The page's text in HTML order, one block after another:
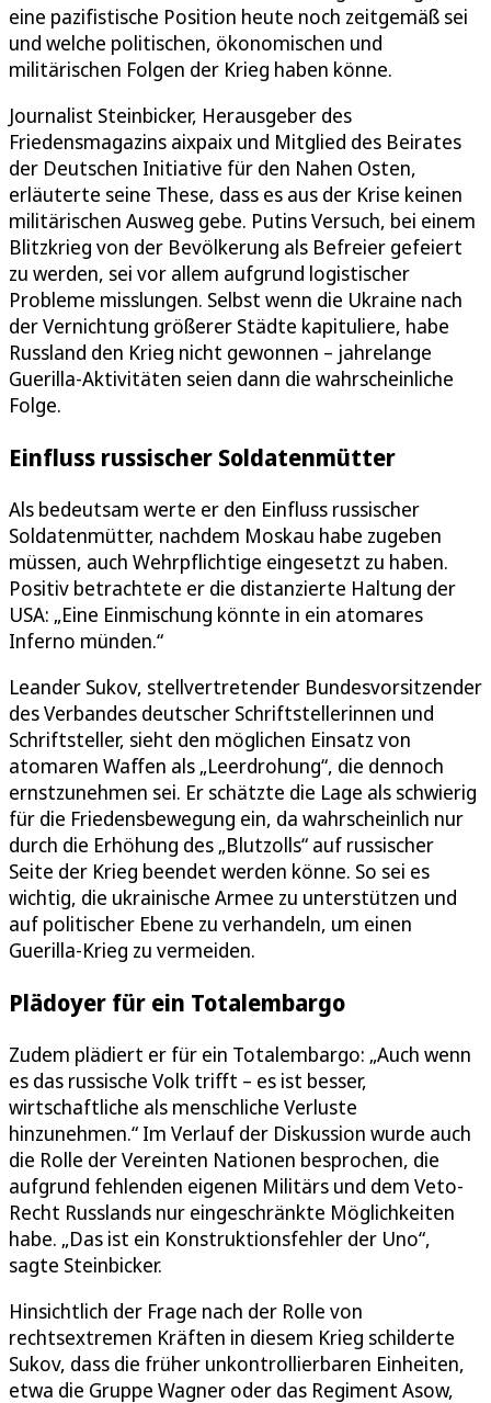
eine pazifistische Position heute noch zeitgemäß sei
und welche politischen, ökonomischen und
militärischen Folgen der Krieg haben könne.
Journalist Steinbicker, Herausgeber des
Friedensmagazins aixpaix und Mitglied des Beirates
der Deutschen Initiative für den Nahen Osten,
erläuterte seine These, dass es aus der Krise keinen
militärischen Ausweg gebe. Putins Versuch, bei einem
Blitzkrieg von der Bevölkerung als Befreier gefeiert
zu werden, sei vor allem aufgrund logistischer
Probleme misslungen. Selbst wenn die Ukraine nach
der Vernichtung größerer Städte kapituliere, habe
Russland den Krieg nicht gewonnen – jahrelange
Guerilla-Aktivitäten seien dann die wahrscheinliche
Folge.
Einfluss russischer Soldatenmütter
Als bedeutsam werte er den Einfluss russischer
Soldatenmütter, nachdem Moskau habe zugeben
müssen, auch Wehrpflichtige eingesetzt zu haben.
Positiv betrachtete er die distanzierte Haltung der
USA: „Eine Einmischung könnte in ein atomares
Inferno münden.“
Leander Sukov, stellvertretender Bundesvorsitzender
des Verbandes deutscher Schriftstellerinnen und
Schriftsteller, sieht den möglichen Einsatz von
atomaren Waffen als „Leerdrohung“, die dennoch
ernstzunehmen sei. Er schätzte die Lage als schwierig
für die Friedensbewegung ein, da wahrscheinlich nur
durch die Erhöhung des „Blutzolls“ auf russischer
Seite der Krieg beendet werden könne. So sei es
wichtig, die ukrainische Armee zu unterstützen und
auf politischer Ebene zu verhandeln, um einen
Guerilla-Krieg zu vermeiden.
Plädoyer für ein Totalembargo
Zudem plädiert er für ein Totalembargo: „Auch wenn
es das russische Volk trifft – es ist besser,
wirtschaftliche als menschliche Verluste
hinzunehmen.“ Im Verlauf der Diskussion wurde auch
die Rolle der Vereinten Nationen besprochen, die
aufgrund fehlenden eigenen Militärs und dem Veto-
Recht Russlands nur eingeschränkte Möglichkeiten
habe. „Das ist ein Konstruktionsfehler der Uno“,
sagte Steinbicker.
Hinsichtlich der Frage nach der Rolle von
rechtsextremen Kräften in diesem Krieg schilderte
Sukov, dass die früher unkontrollierbaren Einheiten,
etwa die Gruppe Wagner oder das Regiment Asow,